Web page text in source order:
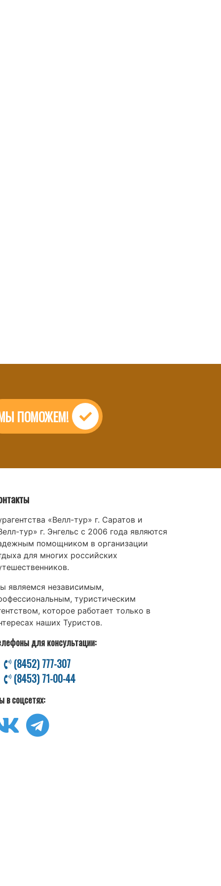
ПОМОЖЕМ!
«Велл-тур» г. Саратов и
тур» г. Энгельс с 2006 года являются
помощником в организации
для многих российских
являемся независимым,
туристическим
которое работает только в
наших Туристов.
для консультации:
(8452) 777-307
(8453) 71-00-44
в соцсетях: